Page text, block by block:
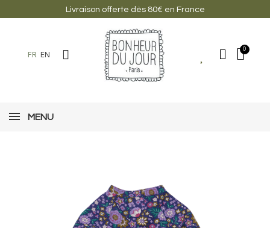
Livraison offerte dès 80€ en France
FR EN
MENU